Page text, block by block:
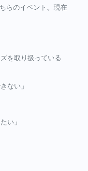
らのイベント。現在
を取り扱っている
ない」
い」